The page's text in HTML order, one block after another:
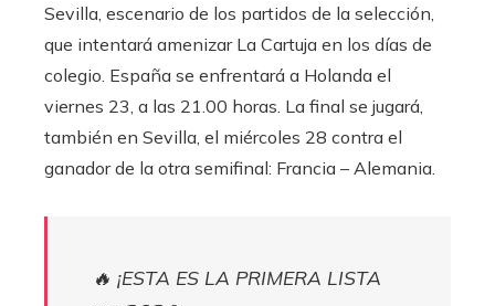
Sevilla, escenario de los partidos de la selección,
que intentará amenizar La Cartuja en los días de
colegio. España se enfrentará a Holanda el
viernes 23, a las 21.00 horas. La final se jugará,
también en Sevilla, el miércoles 28 contra el
ganador de la otra semifinal: Francia – Alemania.
🔥 ¡ESTA ES LA PRIMERA LISTA